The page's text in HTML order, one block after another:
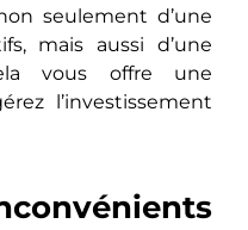
seulement d’une
mais aussi d’une
vous offre une
l’investissement